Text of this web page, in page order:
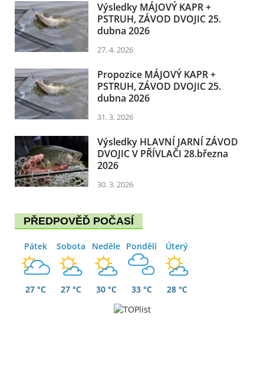
Výsledky MÁJOVÝ KAPR +
PSTRUH, ZÁVOD DVOJIC 25.
dubna 2026
27. 4. 2026
Propozice MÁJOVÝ KAPR +
PSTRUH, ZÁVOD DVOJIC 25.
dubna 2026
31. 3. 2026
Výsledky HLAVNÍ JARNÍ ZÁVOD
DVOJIC V PŘÍVLAČI 28.března
2026
30. 3. 2026
PŘEDPOVĚĎ POČASÍ
Pátek
27 °C
Sobota
27 °C
Neděle
30 °C
Pondělí
33 °C
Úterý
28 °C